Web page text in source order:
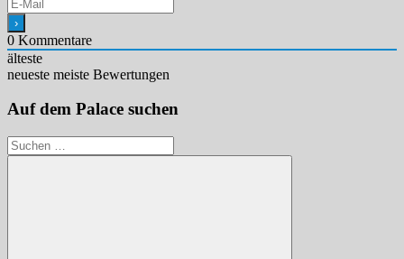
0 Kommentare
älteste
neueste meiste Bewertungen
Auf dem Palace suchen
Suchen
nach: